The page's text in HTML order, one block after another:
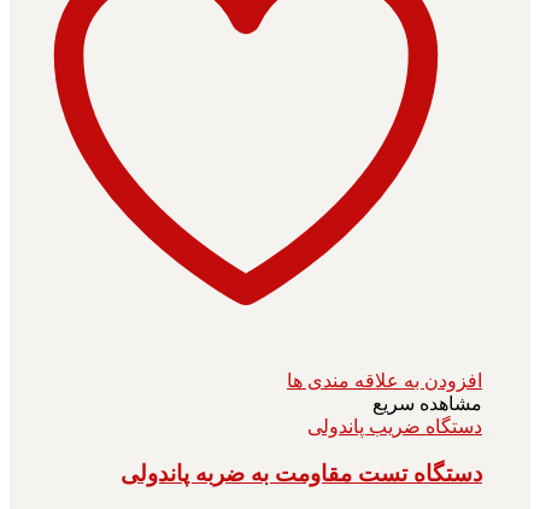
افزودن به علاقه مندی ها
مشاهده سریع
دستگاه ضریب پاندولی
دستگاه تست مقاومت به ضربه پاندولی